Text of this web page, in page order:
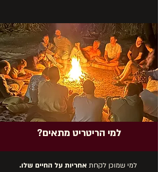
למי הריטריט מתאים?
למי שמוכן לקחת אחריות על החיים שלו.